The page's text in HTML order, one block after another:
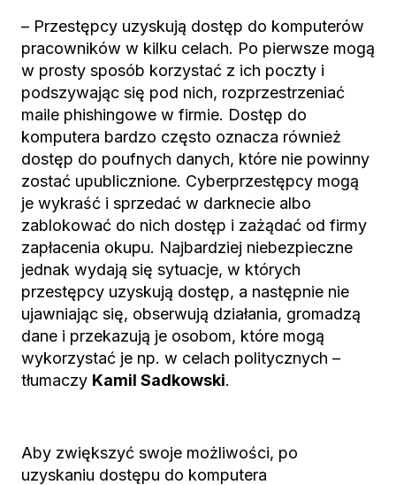
– Przestępcy uzyskują dostęp do komputerów
pracowników w kilku celach. Po pierwsze mogą
w prosty sposób korzystać z ich poczty i
podszywając się pod nich, rozprzestrzeniać
maile phishingowe w firmie. Dostęp do
komputera bardzo często oznacza również
dostęp do poufnych danych, które nie powinny
zostać upublicznione. Cyberprzestępcy mogą
je wykraść i sprzedać w darknecie albo
zablokować do nich dostęp i zażądać od firmy
zapłacenia okupu. Najbardziej niebezpieczne
jednak wydają się sytuacje, w których
przestępcy uzyskują dostęp, a następnie nie
ujawniając się, obserwują działania, gromadzą
dane i przekazują je osobom, które mogą
wykorzystać je np. w celach politycznych –
tłumaczy Kamil Sadkowski.
Aby zwiększyć swoje możliwości, po
uzyskaniu dostępu do komputera